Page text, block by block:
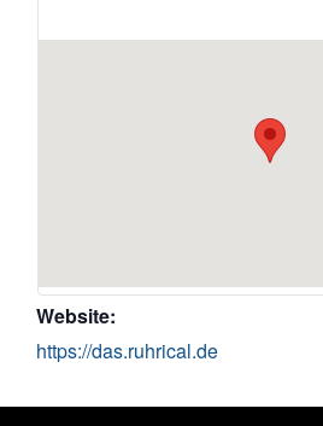
Website:
https://das.ruhrical.de